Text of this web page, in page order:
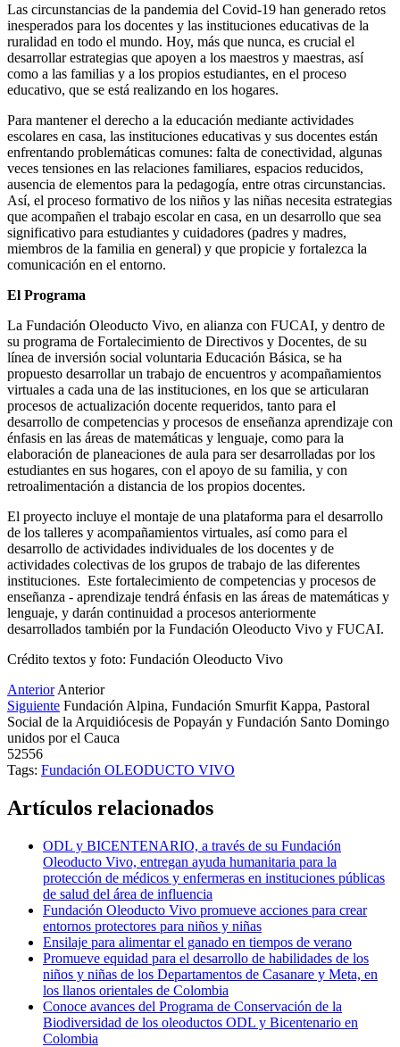
Las circunstancias de la pandemia del Covid-19 han generado retos
inesperados para los docentes y las instituciones educativas de la
ruralidad en todo el mundo. Hoy, más que nunca, es crucial el
desarrollar estrategias que apoyen a los maestros y maestras, así
como a las familias y a los propios estudiantes, en el proceso
educativo, que se está realizando en los hogares.
Para mantener el derecho a la educación mediante actividades
escolares en casa, las instituciones educativas y sus docentes están
enfrentando problemáticas comunes: falta de conectividad, algunas
veces tensiones en las relaciones familiares, espacios reducidos,
ausencia de elementos para la pedagogía, entre otras circunstancias.
Así, el proceso formativo de los niños y las niñas necesita estrategias
que acompañen el trabajo escolar en casa, en un desarrollo que sea
significativo para estudiantes y cuidadores (padres y madres,
miembros de la familia en general) y que propicie y fortalezca la
comunicación en el entorno.
El Programa
La Fundación Oleoducto Vivo, en alianza con FUCAI, y dentro de
su programa de Fortalecimiento de Directivos y Docentes, de su
línea de inversión social voluntaria Educación Básica, se ha
propuesto desarrollar un trabajo de encuentros y acompañamientos
virtuales a cada una de las instituciones, en los que se articularan
procesos de actualización docente requeridos, tanto para el
desarrollo de competencias y procesos de enseñanza aprendizaje con
énfasis en las áreas de matemáticas y lenguaje, como para la
elaboración de planeaciones de aula para ser desarrolladas por los
estudiantes en sus hogares, con el apoyo de su familia, y con
retroalimentación a distancia de los propios docentes.
El proyecto incluye el montaje de una plataforma para el desarrollo
de los talleres y acompañamientos virtuales, así como para el
desarrollo de actividades individuales de los docentes y de
actividades colectivas de los grupos de trabajo de las diferentes
instituciones. Este fortalecimiento de competencias y procesos de
enseñanza - aprendizaje tendrá énfasis en las áreas de matemáticas y
lenguaje, y darán continuidad a procesos anteriormente
desarrollados también por la Fundación Oleoducto Vivo y FUCAI.
Crédito textos y foto: Fundación Oleoducto Vivo
Anterior Anterior
Siguiente Fundación Alpina, Fundación Smurfit Kappa, Pastoral
Social de la Arquidiócesis de Popayán y Fundación Santo Domingo
unidos por el Cauca
52556
Tags: Fundación OLEODUCTO VIVO
Artículos relacionados
ODL y BICENTENARIO, a través de su Fundación
Oleoducto Vivo, entregan ayuda humanitaria para la
protección de médicos y enfermeras en instituciones públicas
de salud del área de influencia
Fundación Oleoducto Vivo promueve acciones para crear
entornos protectores para niños y niñas
Ensilaje para alimentar el ganado en tiempos de verano
Promueve equidad para el desarrollo de habilidades de los
niños y niñas de los Departamentos de Casanare y Meta, en
los llanos orientales de Colombia
Conoce avances del Programa de Conservación de la
Biodiversidad de los oleoductos ODL y Bicentenario en
Colombia